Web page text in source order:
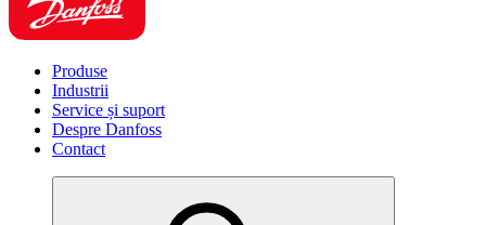
Produse
Industrii
Service și suport
Despre Danfoss
Contact